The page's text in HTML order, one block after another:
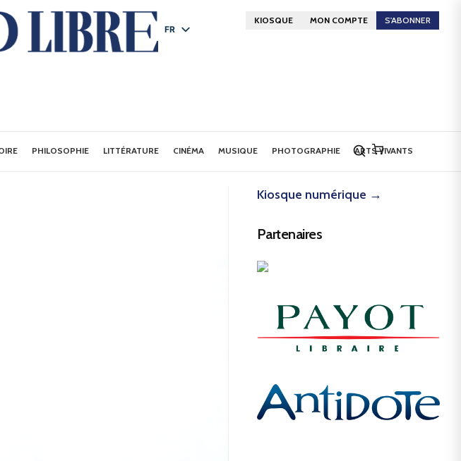
FR
KIOSQUE MON COMPTE S'ABONNER
PHILOSOPHIE LITTÉRATURE CINÉMA MUSIQUE PHOTOGRAPHIE ARTS VIVANTS
Kiosque numérique →
Partenaires